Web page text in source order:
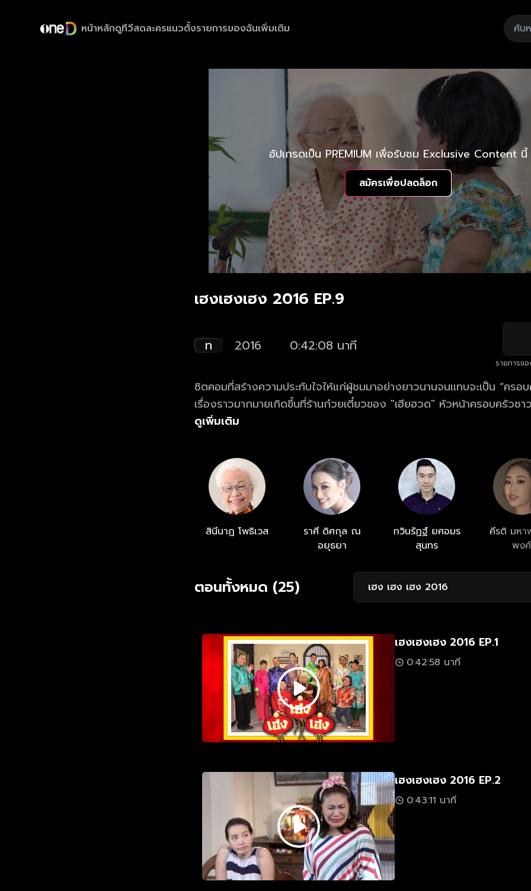
หน้าหลักดูทีวีสดละครแนวตั้งรายการของฉันเพิ่มเติม
อัปเกรดเป็น PREMIUM เพื่อรับชม Exclusive Content นี้
สมัครเพื่อปลดล็อก
เฮงเฮงเฮง 2016 EP.9
ท 2016 0:42:08 นาที
รายการข
ซิตคอมที่สร้างความประทับใจให้แก่ผู้ชมมาอย่างยาวนานจนแทบจะเป็น “ครอ
เรื่องราวมากมายเกิดขึ้นที่ร้านก๋วยเตี๋ยวของ "เฮียฮวด" หัวหน้าครอบครัวช
แต่เมื่อยุคสมัยเริ่มเปลี่ยนไป และลูกหลานเริ่มเติบโตจนสร้างเรื่องน่าปวดหัวแท
ดูเพิ่มเติม
สินีนาฏ โพธิเวส
ราศี ดิศกุล ณ
อยุธยา
กวินรัฏฐ์ ยศอมร
สุนทร
คีรติ มห
พงศ์
ตอนทั้งหมด (25) เฮง เฮง เฮง 2016
เฮงเฮงเฮง 2016 EP.1
0:42:58 นาที
เฮงเฮงเฮง 2016 EP.2
0:43:11 นาที